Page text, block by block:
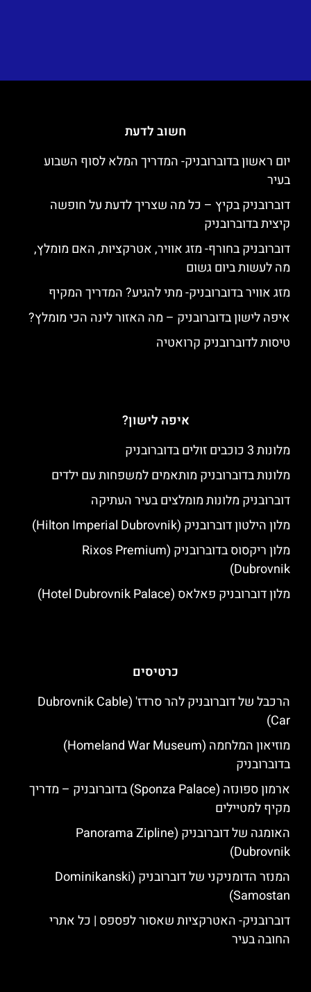
חשוב לדעת
יום ראשון בדוברובניק- המדריך המלא לסוף השבוע
בעיר
דוברובניק בקיץ – כל מה שצריך לדעת על חופשה
קיצית בדוברובניק
דוברובניק בחורף- מזג אוויר, אטרקציות, האם מומלץ,
מה לעשות ביום גשום
מזג אוויר בדוברובניק- מתי להגיע? המדריך המקיף
איפה לישון בדוברובניק – מה האזור לינה הכי מומלץ?
טיסות לדוברובניק קרואטיה
איפה לישון?
מלונות 3 כוכבים זולים בדוברובניק
מלונות בדוברובניק מותאמים למשפחות עם ילדים
דוברובניק מלונות מומלצים בעיר העתיקה
מלון הילטון דוברובניק (Hilton Imperial Dubrovnik)
מלון ריקסוס בדוברובניק (Rixos Premium
Dubrovnik)
מלון דוברובניק פאלאס (Hotel Dubrovnik Palace)
כרטיסים
הרכבל של דוברובניק להר סרדז' (Dubrovnik Cable
Car)
מוזיאון המלחמה (Homeland War Museum)
בדוברובניק
ארמון ספונזה (Sponza Palace) בדוברובניק – מדריך
מקיף למטיילים
האומגה של דוברובניק (Panorama Zipline
Dubrovnik)
המנזר הדומניקני של דוברובניק (Dominikanski
Samostan)
דוברובניק- האטרקציות שאסור לפספס | כל אתרי
החובה בעיר